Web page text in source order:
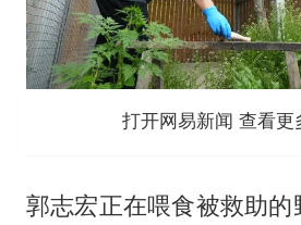
打开网易新闻 查看更
郭志宏正在喂食被救助的